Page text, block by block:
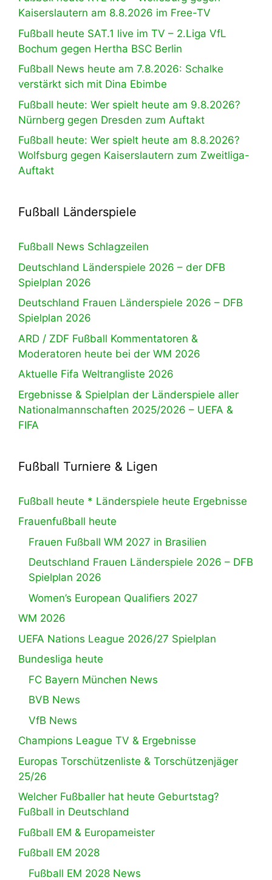
Kaiserslautern am 8.8.2026 im Free-TV
Fußball heute SAT.1 live im TV – 2.Liga VfL
Bochum gegen Hertha BSC Berlin
Fußball News heute am 7.8.2026: Schalke
verstärkt sich mit Dina Ebimbe
Fußball heute: Wer spielt heute am 9.8.2026?
Nürnberg gegen Dresden zum Auftakt
Fußball heute: Wer spielt heute am 8.8.2026?
Wolfsburg gegen Kaiserslautern zum Zweitliga-
Auftakt
Fußball Länderspiele
Fußball News Schlagzeilen
Deutschland Länderspiele 2026 – der DFB
Spielplan 2026
Deutschland Frauen Länderspiele 2026 – DFB
Spielplan 2026
ARD / ZDF Fußball Kommentatoren &
Moderatoren heute bei der WM 2026
Aktuelle Fifa Weltrangliste 2026
Ergebnisse & Spielplan der Länderspiele aller
Nationalmannschaften 2025/2026 – UEFA &
FIFA
Fußball Turniere & Ligen
Fußball heute * Länderspiele heute Ergebnisse
Frauenfußball heute
Frauen Fußball WM 2027 in Brasilien
Deutschland Frauen Länderspiele 2026 – DFB
Spielplan 2026
Women’s European Qualifiers 2027
WM 2026
UEFA Nations League 2026/27 Spielplan
Bundesliga heute
FC Bayern München News
BVB News
VfB News
Champions League TV & Ergebnisse
Europas Torschützenliste & Torschützenjäger
25/26
Welcher Fußballer hat heute Geburtstag?
Fußball in Deutschland
Fußball EM & Europameister
Fußball EM 2028
Fußball EM 2028 News